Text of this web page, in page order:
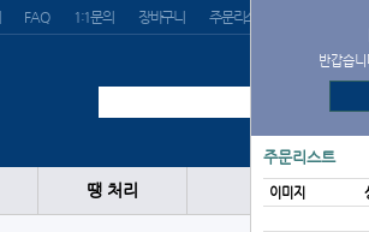
FAQ 1:1문의 장바구니 주문리스트
땡 처리
반갑습
주문리스트
이미지